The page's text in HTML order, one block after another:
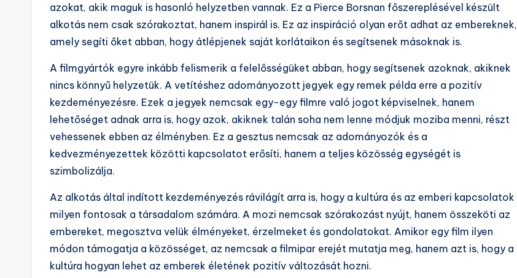
azokat, akik maguk is hasonló helyzetben vannak. Ez a Pierce Borsnan főszereplésével készült
alkotás nem csak szórakoztat, hanem inspirál is. Ez az inspiráció olyan erőt adhat az embereknek,
amely segíti őket abban, hogy átlépjenek saját korlátaikon és segítsenek másoknak is.
A filmgyártók egyre inkább felismerik a felelősségüket abban, hogy segítsenek azoknak, akiknek
nincs könnyű helyzetük. A vetítéshez adományozott jegyek egy remek példa erre a pozitív
kezdeményezésre. Ezek a jegyek nemcsak egy-egy filmre való jogot képviselnek, hanem
lehetőséget adnak arra is, hogy azok, akiknek talán soha nem lenne módjuk moziba menni, részt
vehessenek ebben az élményben. Ez a gesztus nemcsak az adományozók és a
kedvezményezettek közötti kapcsolatot erősíti, hanem a teljes közösség egységét is
szimbolizálja.
Az alkotás által indított kezdeményezés rávilágít arra is, hogy a kultúra és az emberi kapcsolatok
milyen fontosak a társadalom számára. A mozi nemcsak szórakozást nyújt, hanem összeköti az
embereket, megosztva velük élményeket, érzelmeket és gondolatokat. Amikor egy film ilyen
módon támogatja a közösséget, az nemcsak a filmipar erejét mutatja meg, hanem azt is, hogy a
kultúra hogyan lehet az emberek életének pozitív változását hozni.